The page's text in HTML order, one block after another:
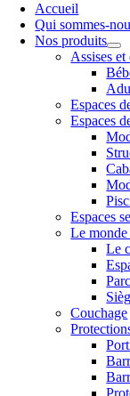
Accueil
Qui sommes-
Nos produits
Assises et
Espaces
Espaces
Espaces
Le monde
Le
Couchage